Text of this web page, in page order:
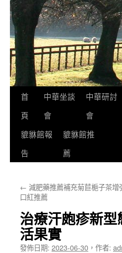
首
頁
中華坐談
會
中華研討
會
貔貅館報
告
貔貅館推
薦
← 減肥藥推薦補充菊苣梔子茶增
口紅推薦
治療汗皰疹新
活果實
發佈日期: 2023-06-30 ， 作者: